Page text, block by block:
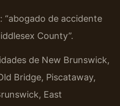
“abogado de accidente
County”.
de New Brunswick,
Bridge, Piscataway,
East